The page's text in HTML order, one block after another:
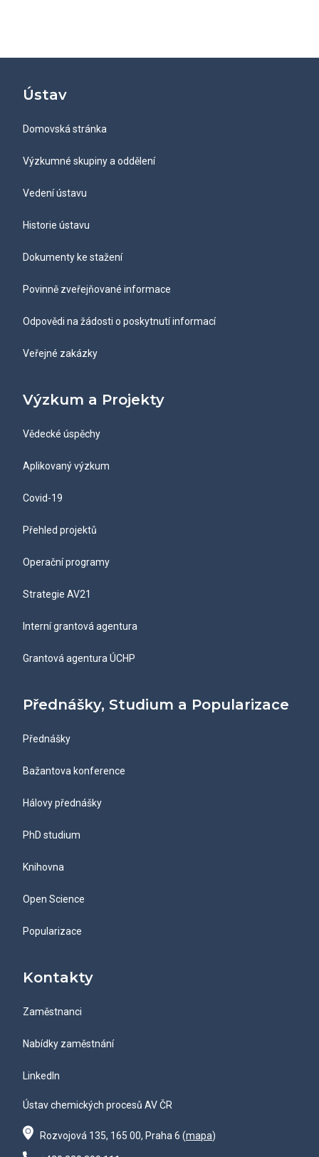
Ústav
Domovská stránka
Výzkumné skupiny a oddělení
Vedení ústavu
Historie ústavu
Dokumenty ke stažení
Povinně zveřejňované informace
Odpovědi na žádosti o poskytnutí informací
Veřejné zakázky
Výzkum a Projekty
Vědecké úspěchy
Aplikovaný výzkum
Covid-19
Přehled projektů
Operační programy
Strategie AV21
Interní grantová agentura
Grantová agentura ÚCHP
Přednášky, Studium a Popularizace
Přednášky
Bažantova konference
Hálovy přednášky
PhD studium
Knihovna
Open Science
Popularizace
Kontakty
Zaměstnanci
Nabídky zaměstnání
LinkedIn
Ústav chemických procesů AV ČR
Rozvojová 135, 165 00, Praha 6 (mapa)